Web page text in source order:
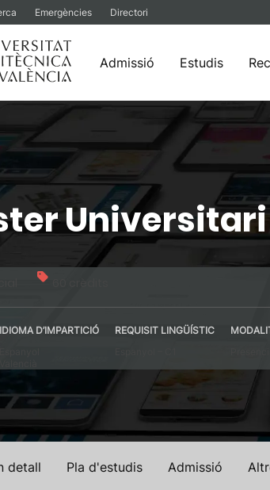
Emergències Directori
Admissió Estudis
IDIOMA D’IMPARTICIÓ
REQUISIT LINGÜÍSTIC
detall Pla d'estudis Admissió